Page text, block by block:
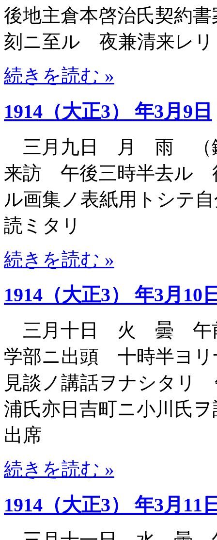
後地主倉本啓治氏契約
刻ニ至ル 夜兼清来レリ
続きを読む »
1914（大正3） 年3月9日
三月九日 月 雨 （
来訪 午後三時半去ル
ル画集ノ表紙用トシテ
読ミタリ
続きを読む »
1914（大正3） 年3月10
三月十日 火 曇 午
学部ニ出頭 十時半ヨリ
見談ノ講話ヲナシタリ
浦氏亦日吉町ニ小川氏
出席
続きを読む »
1914（大正3） 年3月11